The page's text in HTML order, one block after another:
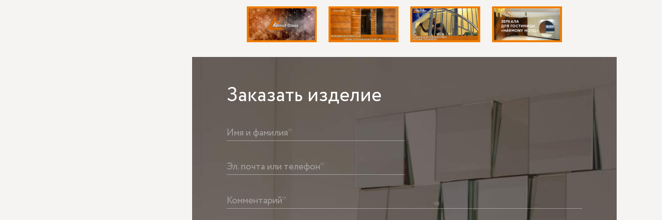
Заказать изделие
Имя и фамилия*
Эл. почта или телефон*
Комментарий*